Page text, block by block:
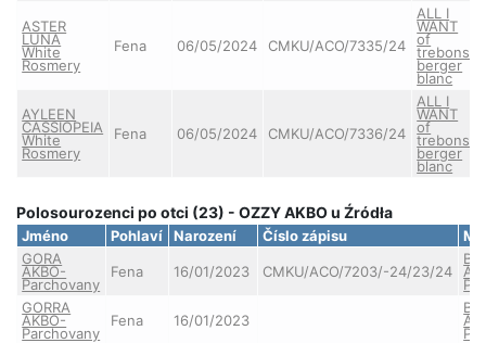
ASTER
LUNA
White
Rosmery
Fena 06/05/2024 CMKU/ACO/7335/24
ALL I
WANT
of
trebons
berger
blanc
AYLEEN
CASSIOPEIA
White
Rosmery
Fena 06/05/2024 CMKU/ACO/7336/24
ALL I
WANT
of
trebons
berger
blanc
Polosourozenci po otci (23) - OZZY AKBO u Źródła
Jméno Pohlaví Narození Číslo zápisu
GORA
AKBO-
Parchovany
Fena 16/01/2023 CMKU/ACO/7203/-24/23/24
GORRA
AKBO-
Parchovany
Fena 16/01/2023